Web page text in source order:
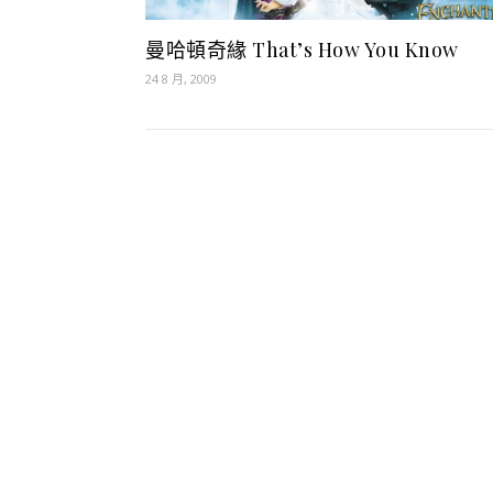
曼哈頓奇緣 That’s How You Know
24 8 月, 2009